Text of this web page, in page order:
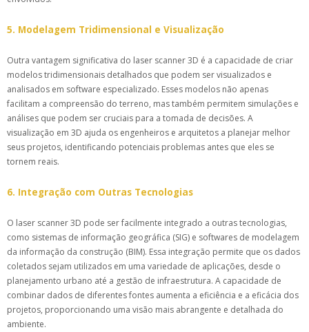
5. Modelagem Tridimensional e Visualização
Outra vantagem significativa do laser scanner 3D é a capacidade de criar
modelos tridimensionais detalhados que podem ser visualizados e
analisados em software especializado. Esses modelos não apenas
facilitam a compreensão do terreno, mas também permitem simulações e
análises que podem ser cruciais para a tomada de decisões. A
visualização em 3D ajuda os engenheiros e arquitetos a planejar melhor
seus projetos, identificando potenciais problemas antes que eles se
tornem reais.
6. Integração com Outras Tecnologias
O laser scanner 3D pode ser facilmente integrado a outras tecnologias,
como sistemas de informação geográfica (SIG) e softwares de modelagem
da informação da construção (BIM). Essa integração permite que os dados
coletados sejam utilizados em uma variedade de aplicações, desde o
planejamento urbano até a gestão de infraestrutura. A capacidade de
combinar dados de diferentes fontes aumenta a eficiência e a eficácia dos
projetos, proporcionando uma visão mais abrangente e detalhada do
ambiente.